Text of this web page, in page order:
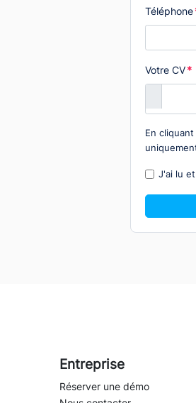
Téléphone
Votre CV*
En
J'ai lu
Entreprise
Réserver une démo